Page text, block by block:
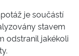
je součástí
stavem
odstranil jakékoli